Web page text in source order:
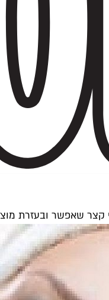
קצר שאפשר ובעזרת